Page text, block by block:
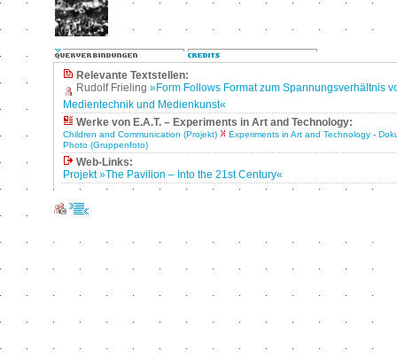
Relevante Textstellen:
Rudolf Frieling »Form Follows Format zum Spannungsverhältnis
Medientechnik und Medienkunst«
Werke von E.A.T. – Experiments in Art and Technology:
Children and Communication (Projekt)
Experiments in Art and Technology -
Photo (Gruppenfoto)
Web-Links:
Projekt »The Pavilion – Into the 21st Century«